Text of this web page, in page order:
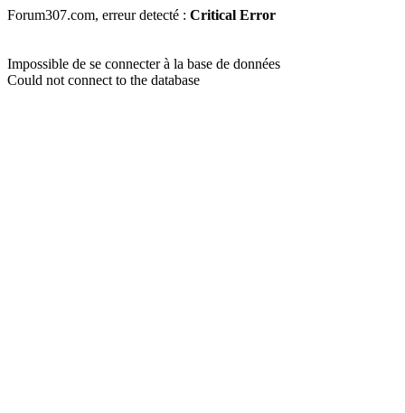
Forum307.com, erreur detecté : Critical Error
Impossible de se connecter à la base de données
Could not connect to the database